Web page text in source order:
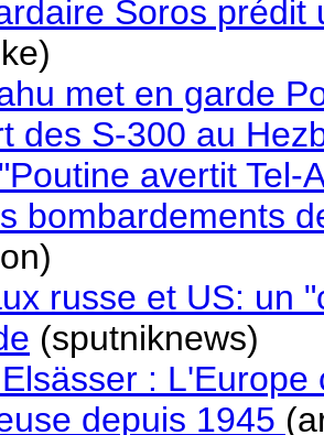
Soros
met en garde
des S-300 au
avertit Tel-
bombardements
russe et US: un
(sputniknews)
:
depuis 1945